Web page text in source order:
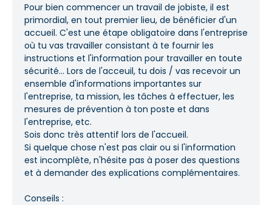
Pour bien commencer un travail de jobiste, il est
primordial, en tout premier lieu, de bénéficier d'un
accueil. C'est une étape obligatoire dans l'entreprise
où tu vas travailler consistant à te fournir les
instructions et l'information pour travailler en toute
sécurité... Lors de l'acceuil, tu dois / vas recevoir un
ensemble d'informations importantes sur
l'entreprise, ta mission, les tâches à effectuer, les
mesures de prévention à ton poste et dans
l'entreprise, etc.
Sois donc très attentif lors de l'accueil.
Si quelque chose n'est pas clair ou si l'information
est incomplète, n'hésite pas à poser des questions
et à demander des explications complémentaires.
Conseils :